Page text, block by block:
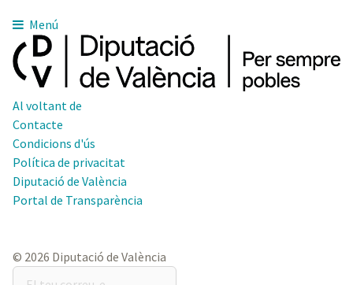
Menú
Al voltant de
Contacte
Condicions d'ús
Política de privacitat
Diputació de València
Portal de Transparència
© 2026 Diputació de València